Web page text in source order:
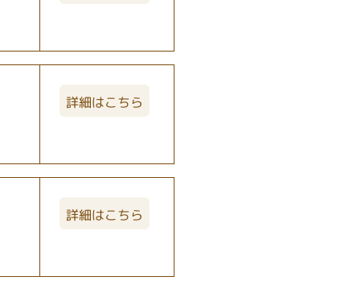
詳細はこちら
詳細はこちら